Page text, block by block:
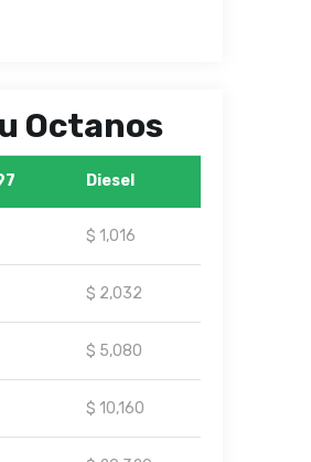
Octanos
Diesel
$ 1,016
$ 2,032
$ 5,080
$ 10,160